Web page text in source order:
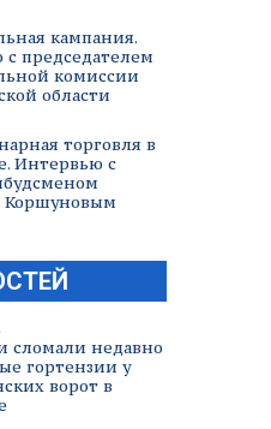
кампания.
председателем
комиссии
области
торговля в
Интервью с
Коршуновым
сломали недавно
гортензии у
ворот в